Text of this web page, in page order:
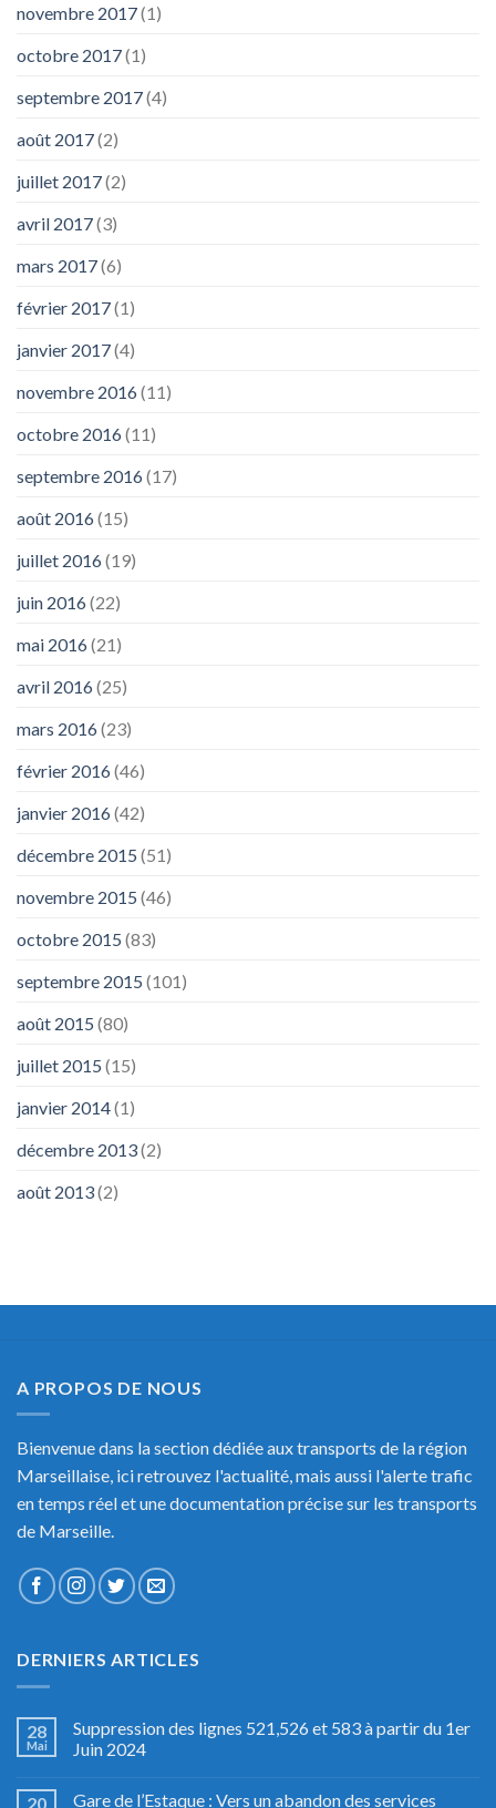
novembre 2017(1)
octobre 2017(1)
septembre 2017(4)
août 2017(2)
juillet 2017(2)
avril 2017(3)
mars 2017(6)
février 2017(1)
janvier 2017(4)
novembre 2016(11)
octobre 2016(11)
septembre 2016(17)
août 2016(15)
juillet 2016(19)
juin 2016(22)
mai 2016(21)
avril 2016(25)
mars 2016(23)
février 2016(46)
janvier 2016(42)
décembre 2015 (51)
novembre 2015 (46)
octobre 2015 (83)
septembre 2015 (101)
août 2015 (80)
juillet 2015 (15)
janvier 2014(1)
décembre 2013(2)
août 2013(2)
A PROPOS DE NOUS
Bienvenue dans la section dédiée aux transports de la région
Marseillaise, ici retrouvez l'actualité, mais aussi l'alerte trafic
en temps réel et une documentation précise sur les transports
de Marseille.
DERNIERS ARTICLES
28
Mai
Suppression des lignes 521,526 et 583 à partir du 1er
Juin 2024
20 Gare de l’Estaque : Vers un abandon des services